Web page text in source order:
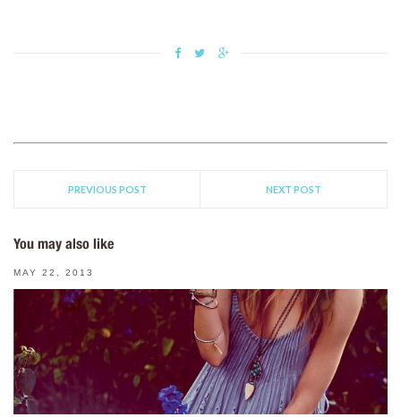
PREVIOUS POST NEXT POST
You may also like
MAY 22, 2013